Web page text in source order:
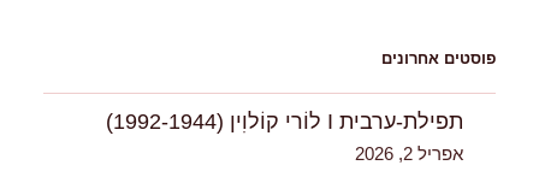
פוסטים אחרונים
תפילת-ערבית I לוֹרי קוֹלוִין (1992-1944)
אפריל 2, 2026